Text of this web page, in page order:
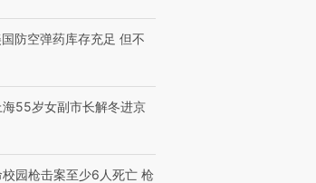
防空弹药库存充足 但不
海55岁女副市长解冬进京
园枪击案至少6人死亡 枪